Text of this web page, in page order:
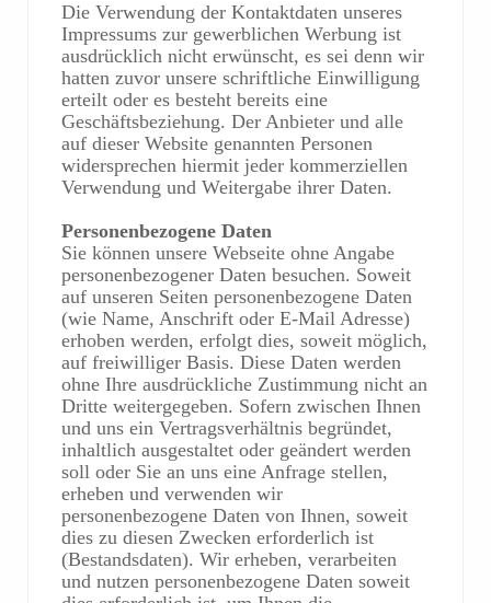
Die Verwendung der Kontaktdaten unseres
Impressums zur gewerblichen Werbung ist
ausdrücklich nicht erwünscht, es sei denn wir
hatten zuvor unsere schriftliche Einwilligung
erteilt oder es besteht bereits eine
Geschäftsbeziehung. Der Anbieter und alle
auf dieser Website genannten Personen
widersprechen hiermit jeder kommerziellen
Verwendung und Weitergabe ihrer Daten.
Personenbezogene Daten
Sie können unsere Webseite ohne Angabe
personenbezogener Daten besuchen. Soweit
auf unseren Seiten personenbezogene Daten
(wie Name, Anschrift oder E-Mail Adresse)
erhoben werden, erfolgt dies, soweit möglich,
auf freiwilliger Basis. Diese Daten werden
ohne Ihre ausdrückliche Zustimmung nicht an
Dritte weitergegeben. Sofern zwischen Ihnen
und uns ein Vertragsverhältnis begründet,
inhaltlich ausgestaltet oder geändert werden
soll oder Sie an uns eine Anfrage stellen,
erheben und verwenden wir
personenbezogene Daten von Ihnen, soweit
dies zu diesen Zwecken erforderlich ist
(Bestandsdaten). Wir erheben, verarbeiten
und nutzen personenbezogene Daten soweit